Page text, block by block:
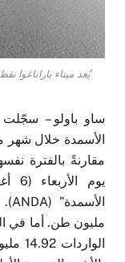
يُعد ميناء باراناغوا
ساو باولو – سجّلت
مليون طن. أما في